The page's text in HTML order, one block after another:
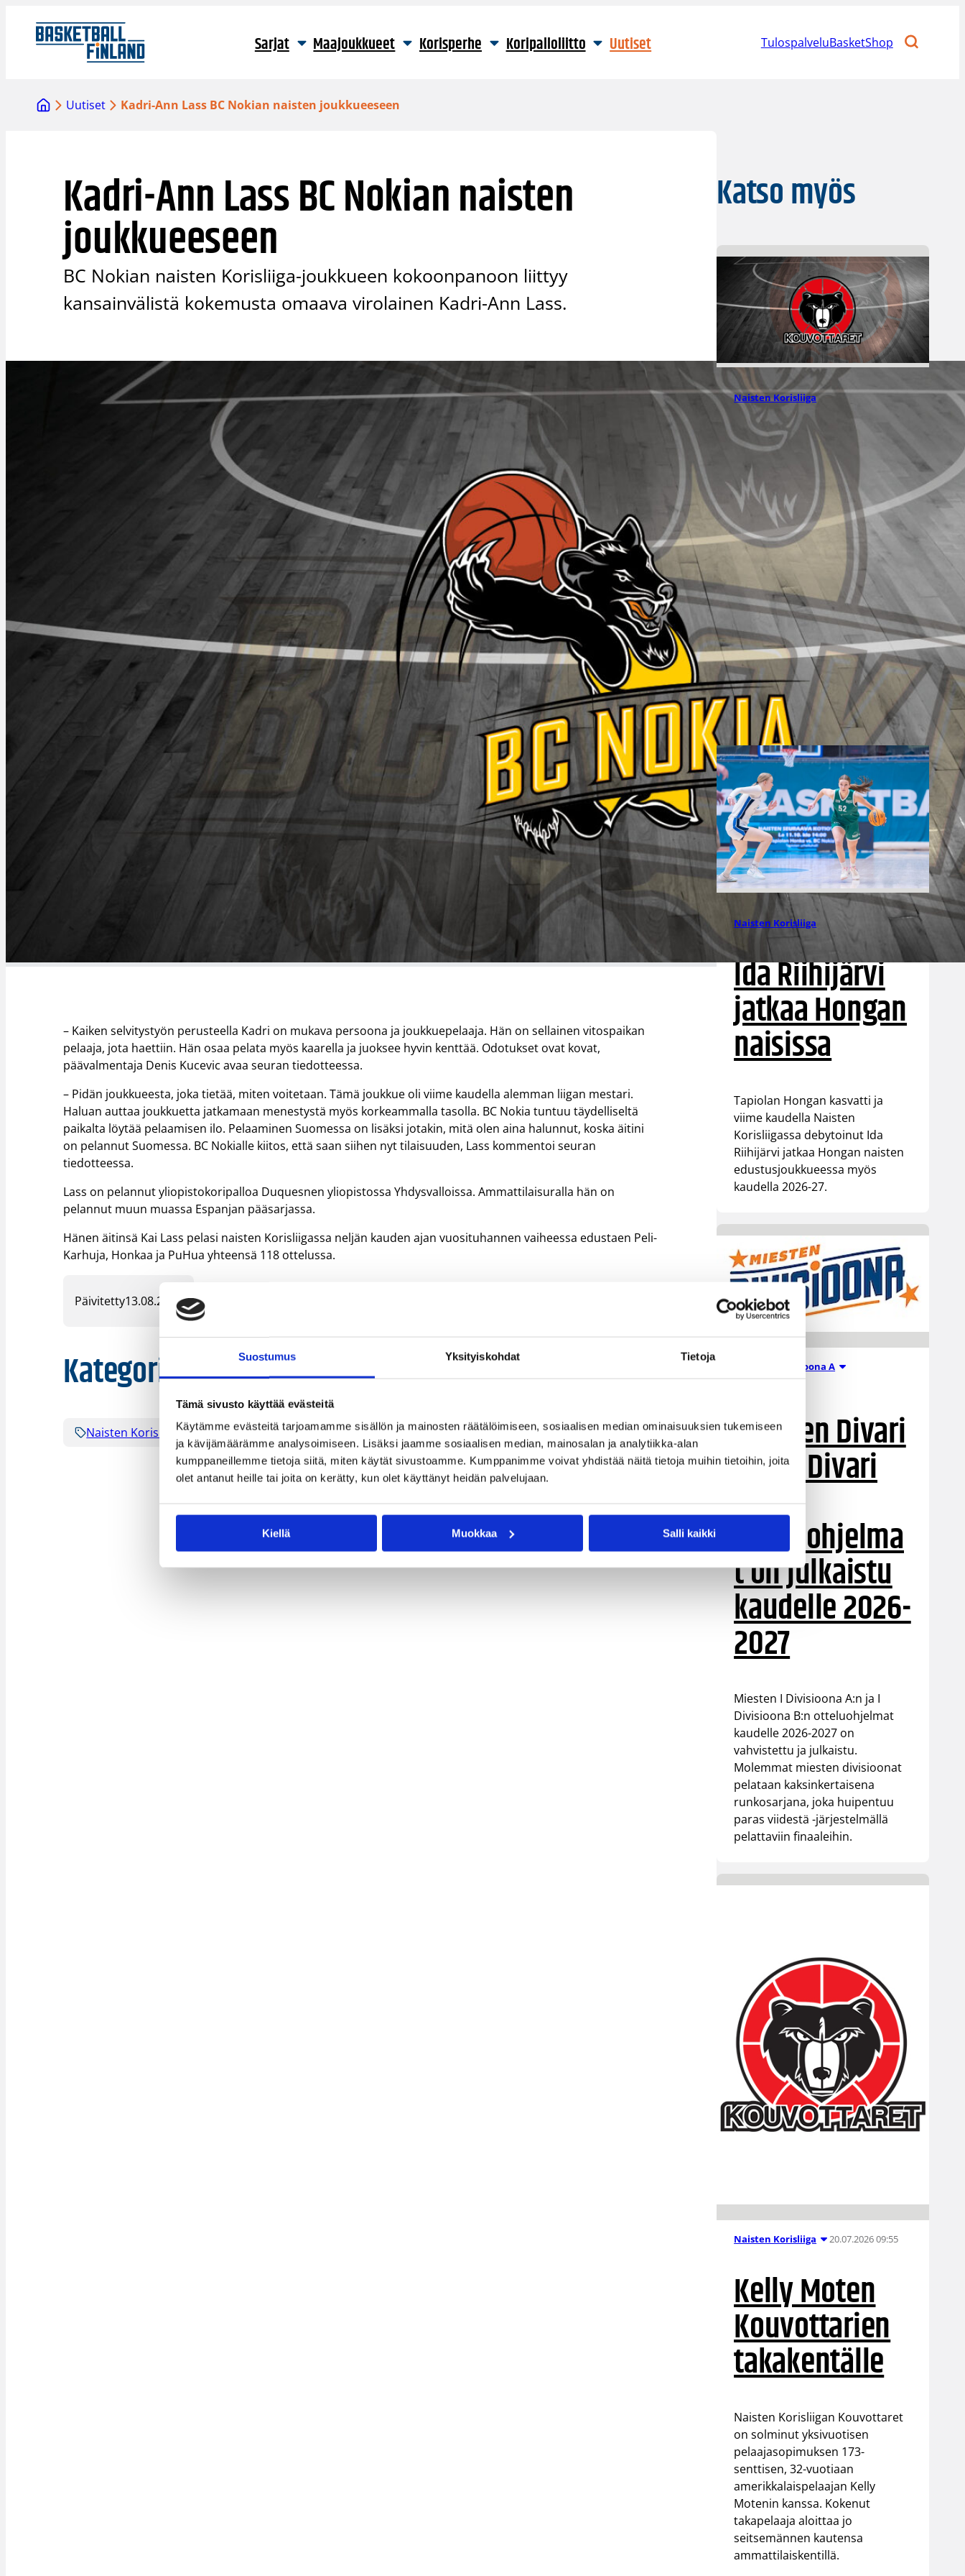
Suostumus Yksityiskohdat Tietoja
Tämä sivusto käyttää evästeitä
Käytämme evästeitä tarjoamamme sisällön ja mainosten räätälöimiseen, sosiaalisen median ominaisuuksien tukemiseen
ja kävijämäärämme analysoimiseen. Lisäksi jaamme sosiaalisen median, mainosalan ja analytiikka-alan
kumppaneillemme tietoja siitä, miten käytät sivustoamme. Kumppanimme voivat yhdistää näitä tietoja muihin tietoihin, joita
olet antanut heille tai joita on kerätty, kun olet käyttänyt heidän palvelujaan.
Kiellä Muokkaa Salli kaikki
sisältöön
Sarjat Maajoukkueet Korisperhe Koripalloliitto Uutiset TulospalveluBasketShop
Uutiset Kadri-Ann Lass BC Nokian naisten joukkueeseen
Kadri-Ann Lass BC Nokian naisten
joukkueeseen
BC Nokian naisten Korisliiga-joukkueen kokoonpanoon liittyy
kansainvälistä kokemusta omaava virolainen Kadri-Ann Lass.
– Kaiken selvitystyön perusteella Kadri on mukava persoona ja joukkuepelaaja. Hän on sellainen vitospaikan
pelaaja, jota haettiin. Hän osaa pelata myös kaarella ja juoksee hyvin kenttää. Odotukset ovat kovat,
päävalmentaja Denis Kucevic avaa seuran tiedotteessa.
– Pidän joukkueesta, joka tietää, miten voitetaan. Tämä joukkue oli viime kaudella alemman liigan mestari.
Haluan auttaa joukkuetta jatkamaan menestystä myös korkeammalla tasolla. BC Nokia tuntuu täydelliseltä
paikalta löytää pelaamisen ilo. Pelaaminen Suomessa on lisäksi jotakin, mitä olen aina halunnut, koska äitini
on pelannut Suomessa. BC Nokialle kiitos, että saan siihen nyt tilaisuuden, Lass kommentoi seuran
tiedotteessa.
Lass on pelannut yliopistokoripalloa Duquesnen yliopistossa Yhdysvalloissa. Ammattilaisuralla hän on
pelannut muun muassa Espanjan pääsarjassa.
Hänen äitinsä Kai Lass pelasi naisten Korisliigassa neljän kauden ajan vuosituhannen vaiheessa edustaen Peli-
Karhuja, Honkaa ja PuHua yhteensä 118 ottelussa.
Päivitetty13.08.2024
Kategoriat
Naisten Korisliiga Sarjat
Katso myös
Naisten Korisliiga28.07.2026 15:59
Ayana
Emmanuel
vahvistamaan
Kouvottaria
Kouvottaret on solminut 1-
vuotisen pelaajasopimuksen
amerikkalaispelaaja Ayana
Emmanuelin kanssa. 25-vuotias
takapelaaja aloittaa neljännen
kautensa ammattilaiskentillä.
Naisten Korisliiga 27.07.2026 12:09
Ida Riihijärvi
jatkaa Hongan
naisissa
Tapiolan Hongan kasvatti ja
viime kaudella Naisten
Korisliigassa debytoinut Ida
Riihijärvi jatkaa Hongan naisten
edustusjoukkueessa myös
kaudella 2026-27.
Miesten I divisioona A
21.07.2026 07:12
Miesten Divari
A:n ja Divari
B:n
otteluohjelma
t on julkaistu
kaudelle 2026-
2027
Miesten I Divisioona A:n ja I
Divisioona B:n otteluohjelmat
kaudelle 2026-2027 on
vahvistettu ja julkaistu.
Molemmat miesten divisioonat
pelataan kaksinkertaisena
runkosarjana, joka huipentuu
paras viidestä -järjestelmällä
pelattaviin finaaleihin.
Naisten Korisliiga 20.07.2026 09:55
Kelly Moten
Kouvottarien
takakentälle
Naisten Korisliigan Kouvottaret
on solminut yksivuotisen
pelaajasopimuksen 173-
senttisen, 32-vuotiaan
amerikkalaispelaajan Kelly
Motenin kanssa. Kokenut
takapelaaja aloittaa jo
seitsemännen kautensa
ammattilaiskentillä.